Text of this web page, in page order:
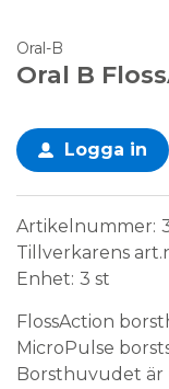
Oral-B
Oral B
Logga in
Artikelnummer
Tillverkarens
Enhet 3 st
FlossAction
MicroPulse
Borsthuvudet är